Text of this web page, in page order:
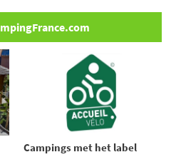
Campings met het label